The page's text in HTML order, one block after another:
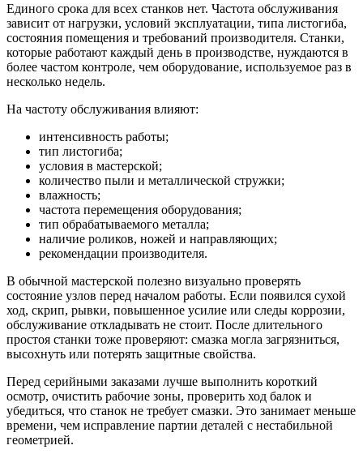
Единого срока для всех станков нет. Частота обслуживания
зависит от нагрузки, условий эксплуатации, типа листогиба,
состояния помещения и требований производителя. Станки,
которые работают каждый день в производстве, нуждаются в
более частом контроле, чем оборудование, используемое раз в
несколько недель.
На частоту обслуживания влияют:
интенсивность работы;
тип листогиба;
условия в мастерской;
количество пыли и металлической стружки;
влажность;
частота перемещения оборудования;
тип обрабатываемого металла;
наличие роликов, ножей и направляющих;
рекомендации производителя.
В обычной мастерской полезно визуально проверять
состояние узлов перед началом работы. Если появился сухой
ход, скрип, рывки, повышенное усилие или следы коррозии,
обслуживание откладывать не стоит. После длительного
простоя станки тоже проверяют: смазка могла загрязниться,
высохнуть или потерять защитные свойства.
Перед серийными заказами лучше выполнить короткий
осмотр, очистить рабочие зоны, проверить ход балок и
убедиться, что станок не требует смазки. Это занимает меньше
времени, чем исправление партии деталей с нестабильной
геометрией.